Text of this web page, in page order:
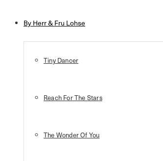
By Herr & Fru Lohse
Tiny Dancer
Reach For The Stars
The Wonder Of You